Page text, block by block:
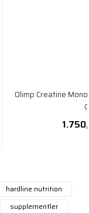
Olimp Creatine
hardline nutrition
supplementler